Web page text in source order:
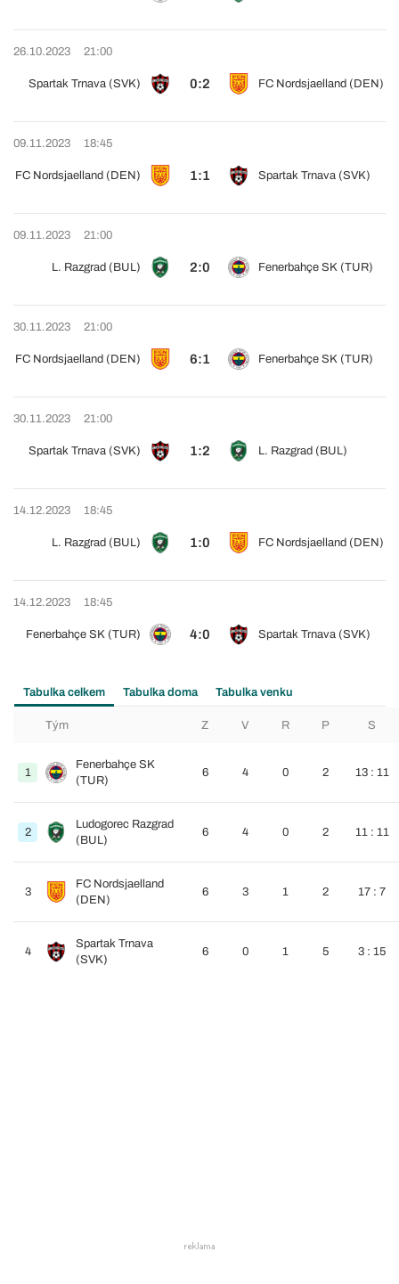
26.10.2023 21:00
Spartak Trnava (SVK) 0:2 FC Nordsjaelland (DEN)
09.11.2023 18:45
FC Nordsjaelland (DEN) 1:1 Spartak Trnava (SVK)
09.11.2023 21:00
L. Razgrad (BUL) 2:0 Fenerbahçe SK (TUR)
30.11.2023 21:00
FC Nordsjaelland (DEN) 6:1 Fenerbahçe SK (TUR)
30.11.2023 21:00
Spartak Trnava (SVK) 1:2 L. Razgrad (BUL)
14.12.2023 18:45
L. Razgrad (BUL) 1:0 FC Nordsjaelland (DEN)
14.12.2023 18:45
Fenerbahçe SK (TUR) 4:0 Spartak Trnava (SVK)
Tabulka celkem Tabulka doma Tabulka venku
Tým Z V R P S
1
Fenerbahçe SK
(TUR)
6 4 0 2 13 : 11
2
Ludogorec Razgrad
(BUL)
6 4 0 2 11 : 11
3
FC Nordsjaelland
(DEN)
6 3 1 2 17 : 7
4
Spartak Trnava
(SVK)
6 0 1 5 3 : 15